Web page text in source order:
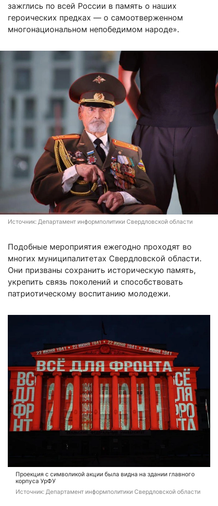
зажглись по всей России в память о наших
героических предках — о самоотверженном
многонациональном непобедимом народе».
Источник: Департамент информполитики Свердловской области
Подобные мероприятия ежегодно проходят во
многих муниципалитетах Свердловской области.
Они призваны сохранить историческую память,
укрепить связь поколений и способствовать
патриотическому воспитанию молодежи.
Проекция с символикой акции была видна на здании главного
корпуса УрФУ
Источник: Департамент информполитики Свердловской области